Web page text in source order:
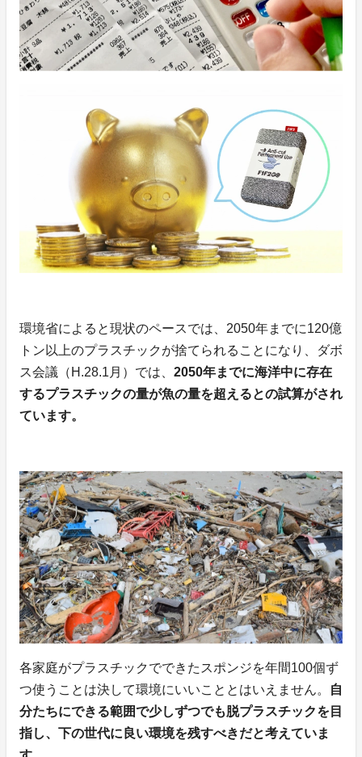
環境省によると現状のペースでは、2050年までに120億
トン以上のプラスチックが捨てられることになり、ダボ
ス会議（H.28.1月）では、 2050年までに海洋中に存在
するプラスチックの量が魚の量を超えるとの試算がされ
ています。
各家庭がプラスチックでできたスポンジを年間100個ず
つ使うことは決して環境にいいこととはいえません。
自
分たちにできる範囲で少しずつでも脱プラスチックを目
指し、下の世代に良い環境を残すべきだと考えていま